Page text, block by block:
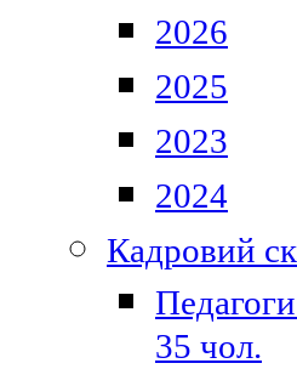
2026
2025
2023
2024
Кадровий
35 чол.